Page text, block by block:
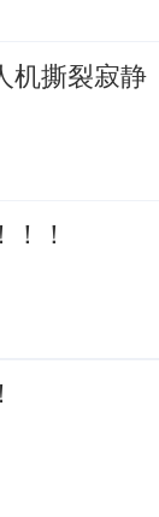
机撕裂寂静
！